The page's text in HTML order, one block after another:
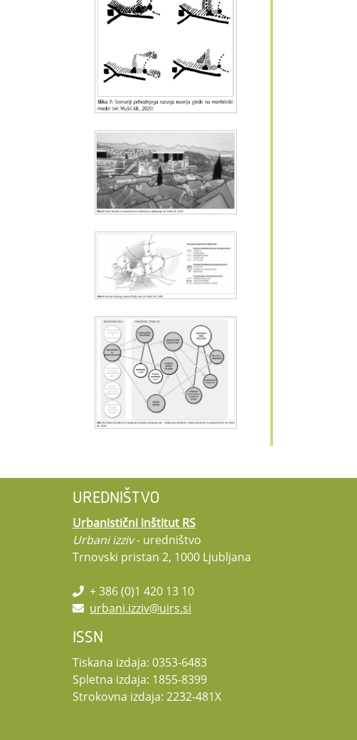
UREDNIŠTVO
Urbanistični inštitut RS
Urbani izziv- uredništvo
Trnovski pristan 2, 1000 Ljubljana
+ 386 (0)1 420 13 10
urbani.izziv@uirs.si
ISSN
Tiskana izdaja: 0353-6483
Spletna izdaja: 1855-8399
Strokovna izdaja: 2232-481X